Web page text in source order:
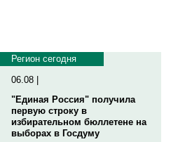
Регион сегодня
06.08 |
"Единая Россия" получила
первую строку в
избирательном бюллетене на
выборах в Госдуму